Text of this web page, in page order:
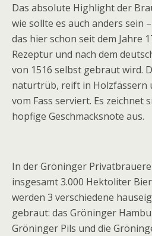
Das absolute Highlight der
wie sollte es auch anders sein
das hier schon seit dem Jahre
Rezeptur und nach dem
von 1516 selbst gebraut wird.
naturtrüb, reift in Holzfässern
vom Fass serviert. Es zeichnet
hopfige Geschmacksnote aus.
In der Gröninger
insgesamt 3.000 Hektoliter
werden 3 verschiedene
gebraut: das Gröninger
Gröninger Pils und die